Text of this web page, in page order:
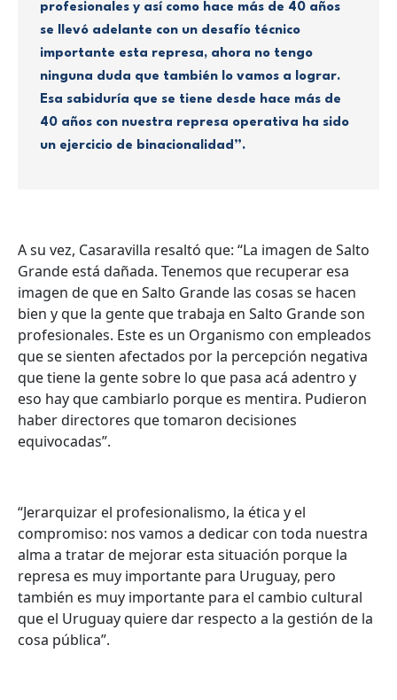
profesionales y así como hace más de 40 años
se llevó adelante con un desafío técnico
importante esta represa, ahora no tengo
ninguna duda que también lo vamos a lograr.
Esa sabiduría que se tiene desde hace más de
40 años con nuestra represa operativa ha sido
un ejercicio de binacionalidad”.
A su vez, Casaravilla resaltó que: “La imagen de Salto
Grande está dañada. Tenemos que recuperar esa
imagen de que en Salto Grande las cosas se hacen
bien y que la gente que trabaja en Salto Grande son
profesionales. Este es un Organismo con empleados
que se sienten afectados por la percepción negativa
que tiene la gente sobre lo que pasa acá adentro y
eso hay que cambiarlo porque es mentira. Pudieron
haber directores que tomaron decisiones
equivocadas”.
“Jerarquizar el profesionalismo, la ética y el
compromiso: nos vamos a dedicar con toda nuestra
alma a tratar de mejorar esta situación porque la
represa es muy importante para Uruguay, pero
también es muy importante para el cambio cultural
que el Uruguay quiere dar respecto a la gestión de la
cosa pública”.